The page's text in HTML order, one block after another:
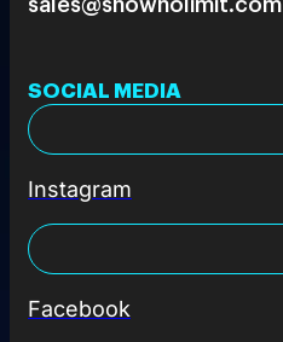
SOCIAL MEDIA
Instagram
Facebook